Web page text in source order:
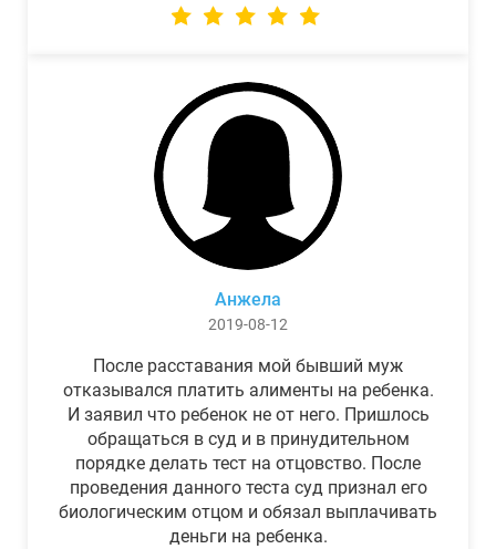
Анжела
2019-08-12
После расставания мой бывший муж
отказывался платить алименты на ребенка.
И заявил что ребенок не от него. Пришлось
обращаться в суд и в принудительном
порядке делать тест на отцовство. После
проведения данного теста суд признал его
биологическим отцом и обязал выплачивать
деньги на ребенка.